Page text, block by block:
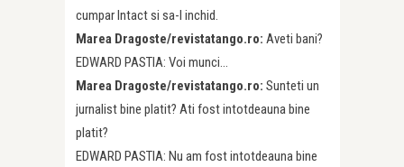
cumpar Intact si sa-l inchid.
Marea Dragoste/revistatango.ro: Aveti bani?
EDWARD PASTIA: Voi munci…
Marea Dragoste/revistatango.ro: Sunteti un
jurnalist bine platit? Ati fost intotdeauna bine
platit?
EDWARD PASTIA: Nu am fost intotdeauna bine